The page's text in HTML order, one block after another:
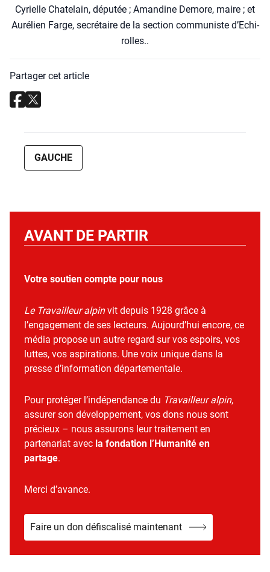
Cyrielle Cha­te­lain, dépu­tée ; Aman­dine Demore, maire ; et
Auré­lien Farge, secré­taire de la sec­tion com­mu­niste d’E­chi­
rolles..
Partager cet article
GAUCHE
AVANT DE PARTIR
Votre soutien compte pour nous
Le Travailleur alpinvit depuis 1928 grâce à
l’engagement de ses lecteurs. Aujourd’hui encore, ce
média propose un autre regard sur vos espoirs, vos
luttes, vos aspirations. Une voix unique dans la
presse d’information départementale.
Pour protéger l’indépendance du Travailleur alpin,
assurer son développement, vos dons nous sont
précieux – nous assurons leur traitement en
partenariat avec la fondation l’Humanité en
partage.
Merci d’avance.
Faire un don défiscalisé maintenant